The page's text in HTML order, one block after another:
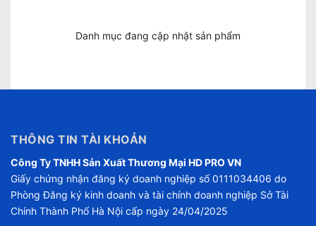
Danh mục đang cập nhật sản phẩm
THÔNG TIN TÀI KHOẢN
Công Ty TNHH Sản Xuất Thương Mại HD PRO VN
Giấy chứng nhận đăng ký doanh nghiệp số 0111034406 do
Phòng Đăng ký kinh doanh và tài chính doanh nghiệp Sở Tài
Chính Thành Phố Hà Nội cấp ngày 24/04/2025